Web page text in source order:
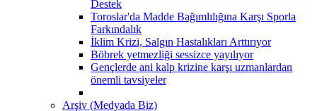
Destek
Toroslar'da Madde Bağımlılığına Karşı Sporla
Farkındalık
İklim Krizi, Salgın Hastalıkları Arttırıyor
Böbrek yetmezliği sessizce yayılıyor
Gençlerde ani kalp krizine karşı uzmanlardan
önemli tavsiyeler
Arşiv (Medyada Biz)